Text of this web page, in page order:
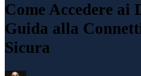
Come Accedere
Guida alla
Sicura